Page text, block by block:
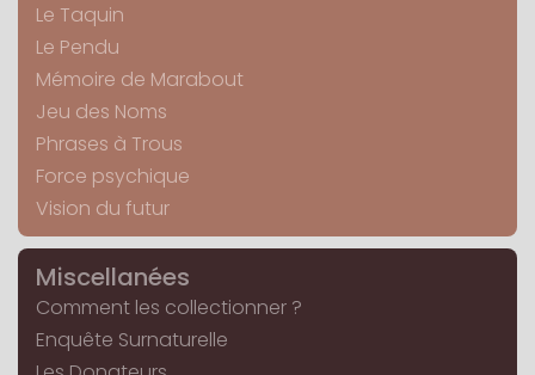
Le Taquin
Le Pendu
Mémoire de Marabout
Jeu des Noms
Phrases à Trous
Force psychique
Vision du futur
Miscellanées
Comment les collectionner ?
Enquête Surnaturelle